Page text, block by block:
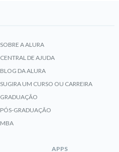
SOBRE A ALURA
CENTRAL DE AJUDA
BLOG DA ALURA
SUGIRA UM CURSO OU CARREIRA
GRADUAÇÃO
PÓS-GRADUAÇÃO
MBA
APPS